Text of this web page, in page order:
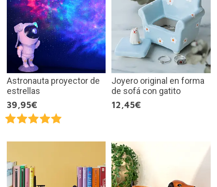
Astronauta proyector de
estrellas
39,95€
Joyero original en forma
de sofá con gatito
12,45€